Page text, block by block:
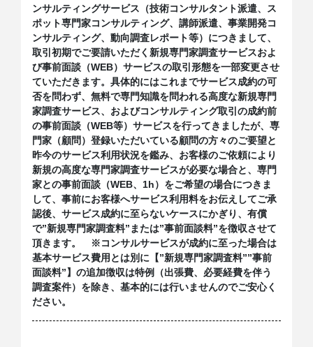
ンサルティングサービス（技術コンサルタント派遣、ス
ポット専門家コンサルティング、講師派遣、事業開発コ
ンサルティング、動向調査レポート等）につきまして、
取引初期でご要請いただく新規専門家調査サービスおよ
び事前面談（WEB）サービスの取引形態を一部変更させ
ていただきます。具体的にはこれまでサービス成約の可
否を問わず、無料で専門知識を問われる高度な新規専門
家調査サービス、およびコンサルティング取引の成約前
の事前面談（WEB等）サービスを行ってきましたが、専
門家（顧問）登録いただいている顧問の方々のご要望と
昨今のサービス利用状況を鑑み、お客様のご依頼により
新規の高度な専門家調査サービスが必要な場合と、専門
家との事前面談（WEB、1h）をご希望の場合につきま
して、事前にお客様へサービス利用料をお伝えしてご承
認後、サービス成約に至らないケースにかぎり、有償
で”新規専門家調査料”または”事前面談料”を徴収させて
頂きます。 ※コンサルサービスが成約に至った場合は
基本サービス費用とは別に【”新規専門家調査料””事前
面談料”】の追加徴収は特例（出張費、必要経費を伴う
調査案件）を除き、基本的には行いませんのでご安心く
ださい。